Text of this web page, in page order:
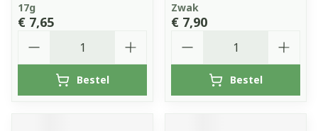
17g
€ 7,65
Bestel
Zwak
€ 7,90
Bestel